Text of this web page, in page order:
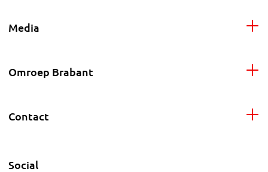
Media
Omroep Brabant
Contact
Social